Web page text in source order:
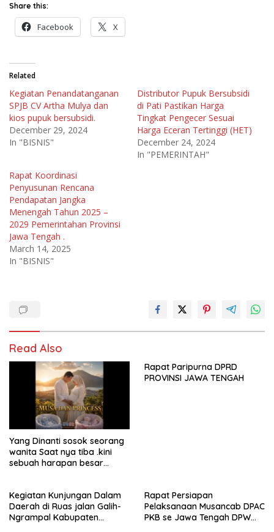
Share this:
Facebook X
Related
Kegiatan Penandatanganan
SPJB CV Artha Mulya dan
kios pupuk bersubsidi.
December 29, 2024
In "BISNIS"
Distributor Pupuk Bersubsidi
di Pati Pastikan Harga
Tingkat Pengecer Sesuai
Harga Eceran Tertinggi (HET)
December 24, 2024
In "PEMERINTAH"
Rapat Koordinasi
Penyusunan Rencana
Pendapatan Jangka
Menengah Tahun 2025 –
2029 Pemerintahan Provinsi
Jawa Tengah .
March 14, 2025
In "BISNIS"
Read Also
Yang Dinanti sosok seorang
wanita Saat nya tiba .kini
sebuah harapan besar
menciptakan lagu Untuk si
buah hati yang berjudul
Musa & Princes.
Rapat Paripurna DPRD
PROVINSI JAWA TENGAH
Kegiatan Kunjungan Dalam
Daerah di Ruas jalan Galih-
Ngrampal Kabupaten
Rapat Persiapan
Pelaksanaan Musancab DPAC
PKB se Jawa Tengah DPW